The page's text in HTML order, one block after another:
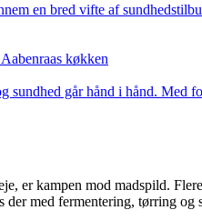
en bred vifte af
køkken
går hånd i hånd.
er kampen mod madspild.
der med fermentering, tørring